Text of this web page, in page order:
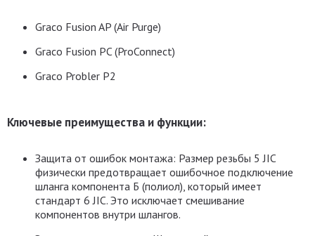
Graco Fusion AP (Air Purge)
Graco Fusion PC (ProConnect)
Graco Probler P2
Ключевые преимущества и функции:
Защита от ошибок монтажа: Размер резьбы 5 JIC
физически предотвращает ошибочное подключение
шланга компонента Б (полиол), который имеет
стандарт 6 JIC. Это исключает смешивание
компонентов внутри шлангов.